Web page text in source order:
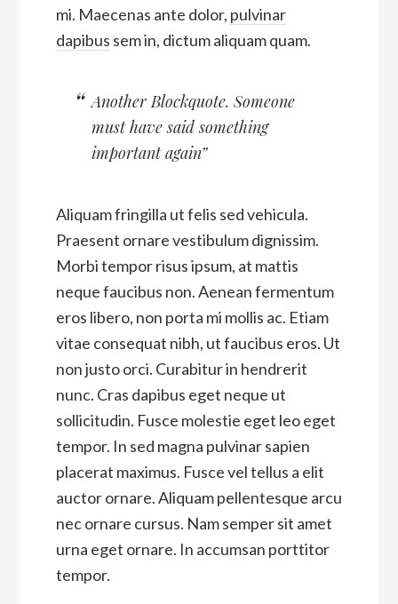
mi. Maecenas ante dolor, pulvinar
dapibus sem in, dictum aliquam quam.
Another Blockquote. Someone
must have said something
important again”
Aliquam fringilla ut felis sed vehicula.
Praesent ornare vestibulum dignissim.
Morbi tempor risus ipsum, at mattis
neque faucibus non. Aenean fermentum
eros libero, non porta mi mollis ac. Etiam
vitae consequat nibh, ut faucibus eros. Ut
non justo orci. Curabitur in hendrerit
nunc. Cras dapibus eget neque ut
sollicitudin. Fusce molestie eget leo eget
tempor. In sed magna pulvinar sapien
placerat maximus. Fusce vel tellus a elit
auctor ornare. Aliquam pellentesque arcu
nec ornare cursus. Nam semper sit amet
urna eget ornare. In accumsan porttitor
tempor.